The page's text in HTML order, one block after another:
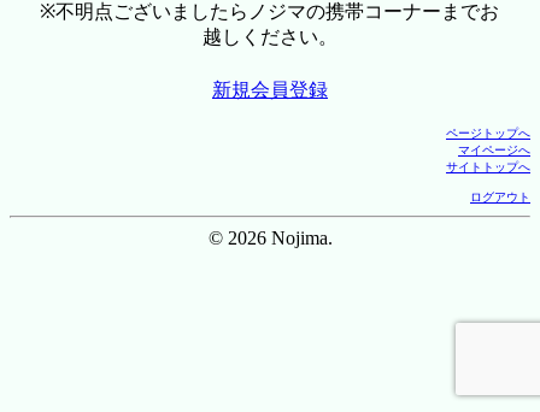
※不明点ございましたらノジマの携帯コーナーまでお
越しください。
新規会員登録
ページトップへ
マイページへ
サイトトップへ
ログアウト
© 2026 Nojima.